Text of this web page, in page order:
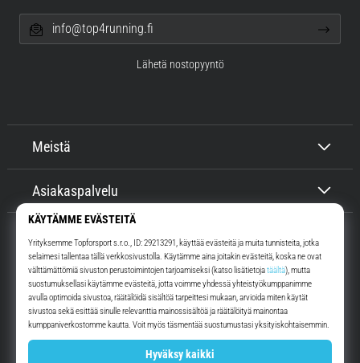
Top4Running.fi
Yli 16 vuoden ajan motivoimme sinua lähtemään ulos juoksemaan.
Nopeammin. Kanssamme. Joka päivä.
InstagramYouTube
Meistä
Asiakaspalvelu
info@top4running.fi
Lähetä nostopyyntö